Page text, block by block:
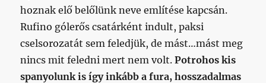
hoznak elő belőlünk neve említése kapcsán.
Rufino gólerős csatárként indult, paksi
cselsorozatát sem feledjük, de mást…mást meg
nincs mit feledni mert nem volt.Potrohos kis
spanyolunk is így inkább a fura, hosszadalmas